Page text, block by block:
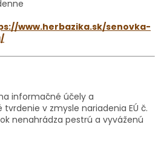
www.herbazika.sk/senovka-
informačné účely a
v zmysle nariadenia EÚ č.
nenahrádza pestrú a vyváženú